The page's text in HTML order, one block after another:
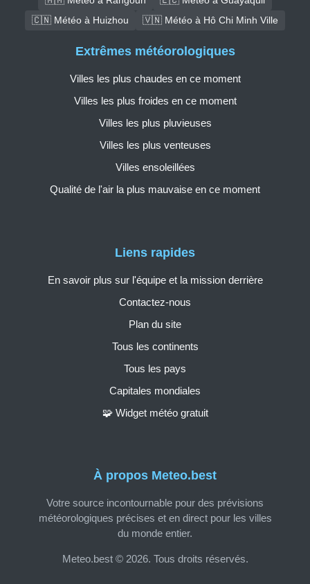
🇨🇳 Météo à Huizhou
🇻🇳 Météo à Hô Chi Minh Ville
À propos Meteo.best
Votre source incontournable pour des prévisions
météorologiques précises et en direct pour les villes
du monde entier.
Meteo.best © 2026. Tous droits réservés.
Liens rapides
En savoir plus sur l'équipe et la mission derrière
Contactez-nous
Plan du site
Tous les continents
Tous les pays
Capitales mondiales
🧩 Widget météo gratuit
Extrêmes météorologiques
Villes les plus chaudes en ce moment
Villes les plus froides en ce moment
Villes les plus pluvieuses
Villes les plus venteuses
Villes ensoleillées
Qualité de l'air la plus mauvaise en ce moment